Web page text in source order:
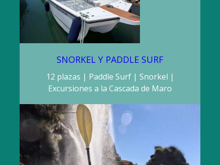
SNORKEL Y PADDLE SURF
12 plazas | Paddle Surf | Snorkel |
Excursiones a la Cascada de Maro